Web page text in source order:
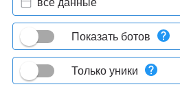
Показать ботов
Только уники